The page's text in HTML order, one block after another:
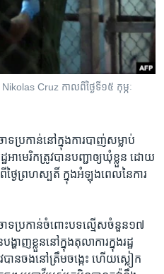
Cruz កាលពី​ថ្ងៃទី​១៥ កុម្ភៈ
ទប្រកាន់​នៅ​ក្នុង​ការ​បាញ់​សម្លាប់​
ាមេរិក​ត្រូវ​បាន​បញ្ជា​ឲ្យ​ឃុំ​ខ្លួន ដោយ​
ងៃ​ព្រហស្បតិ៍ ក្នុង​អំឡុងពេល​នៃ​ការ​
ទប្រកាន់​ចំពោះ​បទល្មើស​ចំនួន​១៧
ហាញ​ខ្លួន​នៅ​ក្នុង​តុលាការ​ក្នុង​រដ្ឋ
ាន​ចង​នៅ​ត្រឹម​ចង្កេះ ហើយ​ស្លៀក